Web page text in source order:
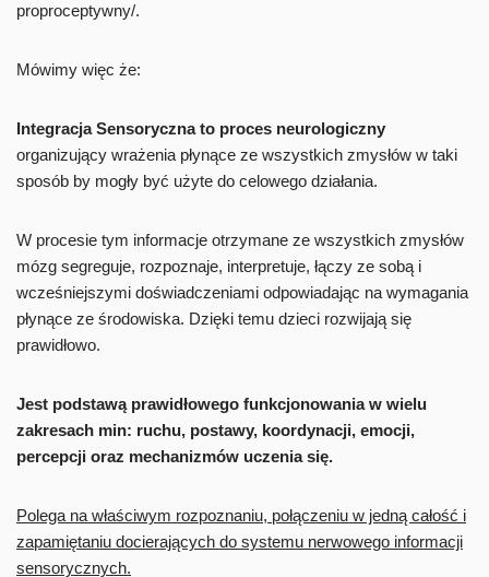
proproceptywny/.
Mówimy więc że:
Integracja Sensoryczna to proces neurologiczny
organizujący wrażenia płynące ze wszystkich zmysłów w taki
sposób by mogły być użyte do celowego działania.
W procesie tym informacje otrzymane ze wszystkich zmysłów
mózg segreguje, rozpoznaje, interpretuje, łączy ze sobą i
wcześniejszymi doświadczeniami odpowiadając na wymagania
płynące ze środowiska. Dzięki temu dzieci rozwijają się
prawidłowo.
Jest podstawą prawidłowego funkcjonowania w wielu
zakresach min: ruchu, postawy, koordynacji, emocji,
percepcji oraz mechanizmów uczenia się.
Polega na właściwym rozpoznaniu, połączeniu w jedną całość i
zapamiętaniu docierających do systemu nerwowego informacji
sensorycznych.